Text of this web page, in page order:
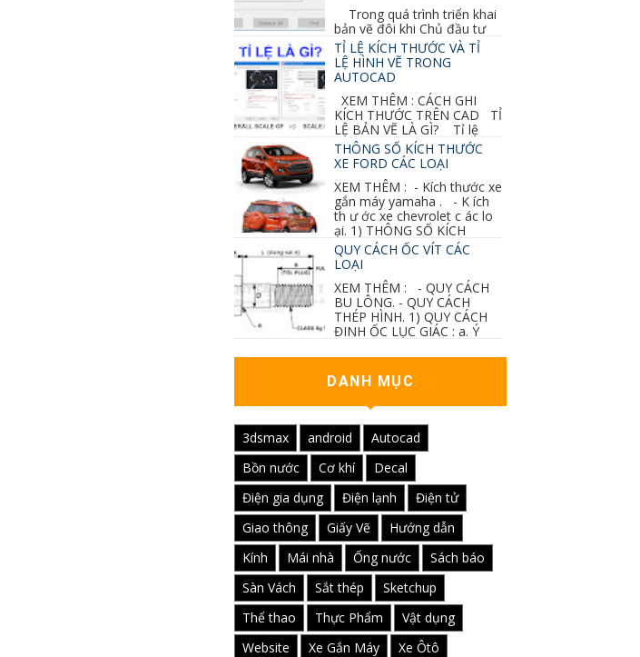
Trong quá trình triển khai
bản vẽ đôi khi Chủ đầu tư
thay đổi thiết kế hoặc do bản vẽ mình ghi chú
sai mục nào đó...
TỈ LỆ KÍCH THƯỚC VÀ TỈ
LỆ HÌNH VẼ TRONG
AUTOCAD
XEM THÊM : CÁCH GHI
KÍCH THƯỚC TRÊN CAD TỈ
LỆ BẢN VẼ LÀ GÌ? Tỉ lệ
của hình vẽ trong bản vẽ thiết kế kiến trúc...
THÔNG SỐ KÍCH THƯỚC
XE FORD CÁC LOẠI
XEM THÊM : - Kích thước xe
gắn máy yamaha . - K ích
th ư ớc xe chevrolet c ác lo
ại. 1) THÔNG SỐ KÍCH
QUY CÁCH ỐC VÍT CÁC
LOẠI
XEM THÊM : - QUY CÁCH
BU LÔNG. - QUY CÁCH
THÉP HÌNH. 1) QUY CÁCH
ĐINH ỐC LỤC GIÁC : a. Ý
DANH MỤC
3dsmax android
Autocad
Bồn nước
Cơ khí
Decal
Điện gia dụng
Điện lạnh
Điện tử
Giao thông
Giấy Vẽ
Hướng dẫn
Kính
Mái nhà Ống nước
Sách báo
Sàn Vách
Sắt thép
Sketchup
Thể thao
Thực Phẩm
Vật dụng
Website
Xe Gắn Máy Xe Ôtô